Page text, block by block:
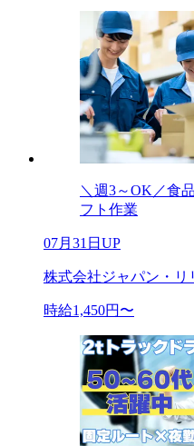
＼週3～OK／食
フト作業
07月31日UP
株式会社ジャパン・リ
時給1,450円〜